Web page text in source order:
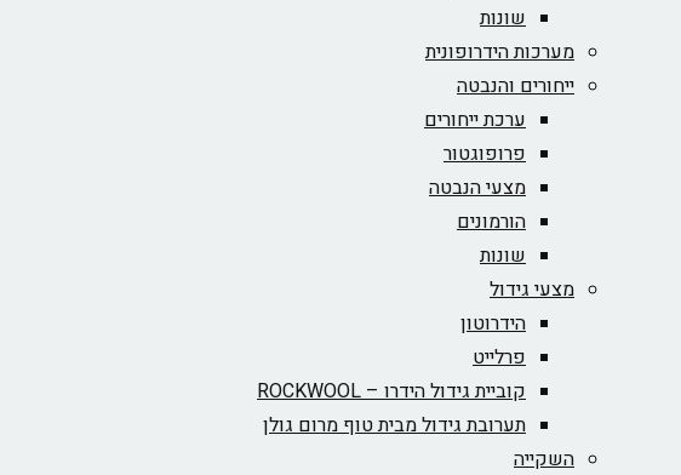
שונות
מערכות הידרופונית
ייחורים והנבטה
ערכת ייחורים
פרופוגטור
מצעי הנבטה
הורמונים
שונות
מצעי גידול
הידרוטון
פרלייט
קוביית גידול הידרו – ROCKWOOL‏
תערובת גידול מבית טוף מרום גולן
השקייה